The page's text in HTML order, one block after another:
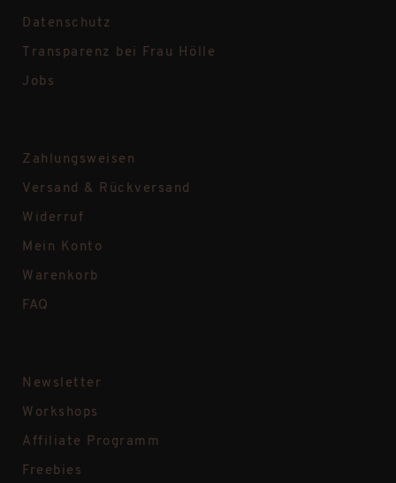
Datenschutz
Transparenz bei Frau Hölle
Jobs
Zahlungsweisen
Versand & Rückversand
Widerruf
Mein Konto
Warenkorb
FAQ
Newsletter
Workshops
Affiliate Programm
Freebies